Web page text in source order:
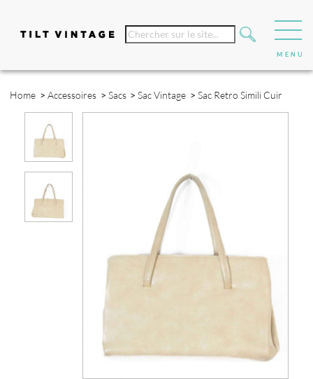
Home > Accessoires > Sacs >Sac Vintage >Sac Retro Simili Cuir